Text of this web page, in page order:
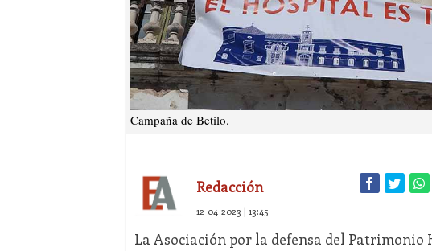
Campaña de Betilo.
Redacción
12-04-2023 | 13:45
La Asociación por la defensa del